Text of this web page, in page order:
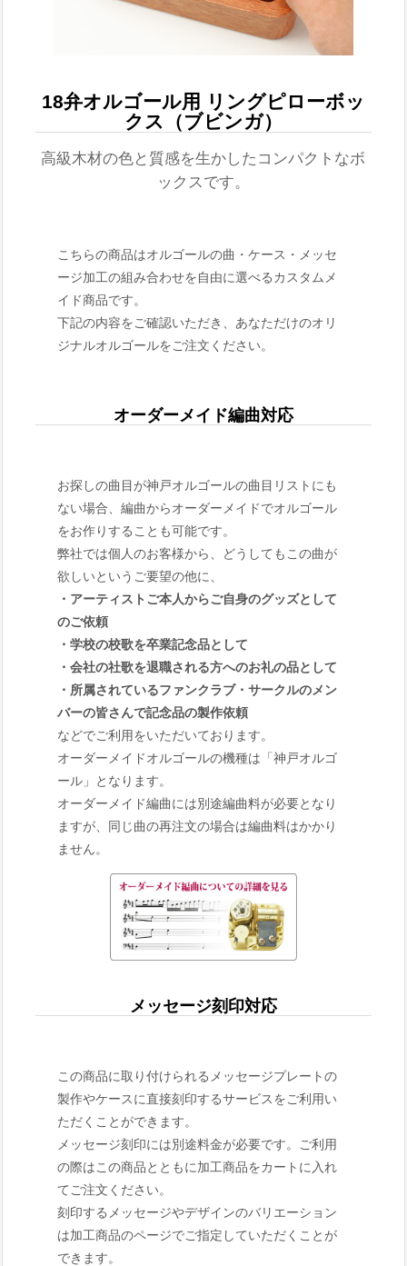
18弁オルゴール用 リングピローボッ
クス（ブビンガ）
高級木材の色と質感を生かしたコンパクトなボ
ックスです。
こちらの商品はオルゴールの曲・ケース・メッセ
ージ加工の組み合わせを自由に選べるカスタムメ
イド商品です。
下記の内容をご確認いただき、あなただけのオリ
ジナルオルゴールをご注文ください。
オーダーメイド編曲対応
お探しの曲目が神戸オルゴールの曲目リストにも
ない場合、編曲からオーダーメイドでオルゴール
をお作りすることも可能です。
弊社では個人のお客様から、どうしてもこの曲が
欲しいというご要望の他に、
・アーティストご本人からご自身のグッズとして
のご依頼
・学校の校歌を卒業記念品として
・会社の社歌を退職される方へのお礼の品として
・所属されているファンクラブ・サークルのメン
バーの皆さんで記念品の製作依頼
などでご利用をいただいております。
オーダーメイドオルゴールの機種は「神戸オルゴ
ール」となります。
オーダーメイド編曲には別途編曲料が必要となり
ますが、同じ曲の再注文の場合は編曲料はかかり
ません。
メッセージ刻印対応
この商品に取り付けられるメッセージプレートの
製作やケースに直接刻印するサービスをご利用い
ただくことができます。
メッセージ刻印には別途料金が必要です。ご利用
の際はこの商品とともに加工商品をカートに入れ
てご注文ください。
刻印するメッセージやデザインのバリエーション
は加工商品のページでご指定していただくことが
できます。